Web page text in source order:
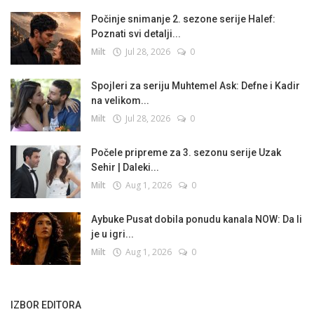
Počinje snimanje 2. sezone serije Halef:
Poznati svi detalji...
Milt Jul 28, 2026 0
Spojleri za seriju Muhtemel Ask: Defne i Kadir
na velikom...
Milt Jul 28, 2026 0
Počele pripreme za 3. sezonu serije Uzak
Sehir | Daleki...
Milt Aug 1, 2026 0
Aybuke Pusat dobila ponudu kanala NOW: Da li
je u igri...
Milt Aug 1, 2026 0
IZBOR EDITORA